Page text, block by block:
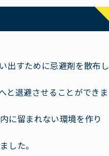
出すために忌避剤を散布し
と退避させることができま
に留まれない環境を作り
した。